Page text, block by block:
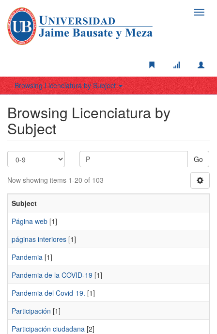
Browsing Licenciatura by Subject
Browsing Licenciatura by
Subject
Go
Now showing items 1-20 of 103
Subject
Página web [1]
páginas interiores [1]
Pandemia [1]
Pandemia de la COVID-19 [1]
Pandemia del Covid-19. [1]
Participación [1]
Participación ciudadana [2]